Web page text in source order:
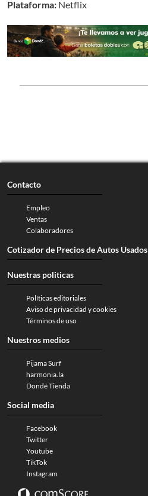
Plataforma: Netflix
Contacto
Empleo
Ventas
Colaboradores
Cotizador de Precios de Autos Usados
Nuestras politicas
Políticas editoriales
Aviso de privacidad y cookies
Términos de uso
Nuestros medios
Pijama Surf
harmonia.la
Dondé Tienda
Social media
Facebook
Twitter
Youtube
TikTok
Instagram